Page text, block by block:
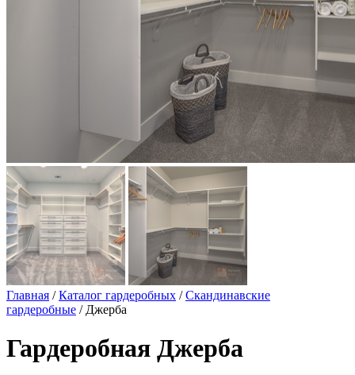
Главная /Каталог гардеробных /Скандинавские
гардеробные / Джерба
Гардеробная Джерба